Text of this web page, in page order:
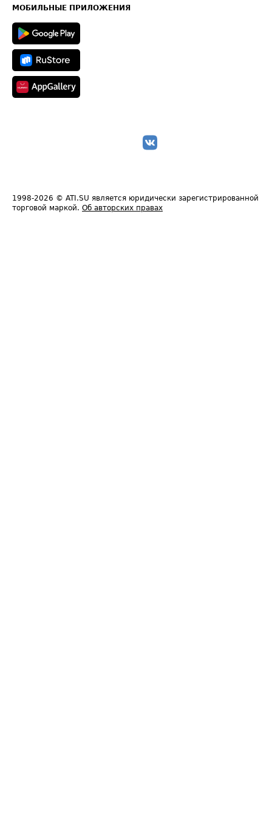
Техническая информация
МОБИЛЬНЫЕ ПРИЛОЖЕНИЯ
1998-2026 © ATI.SU является юридически зарегистрированной
торговой маркой. Об авторских правах